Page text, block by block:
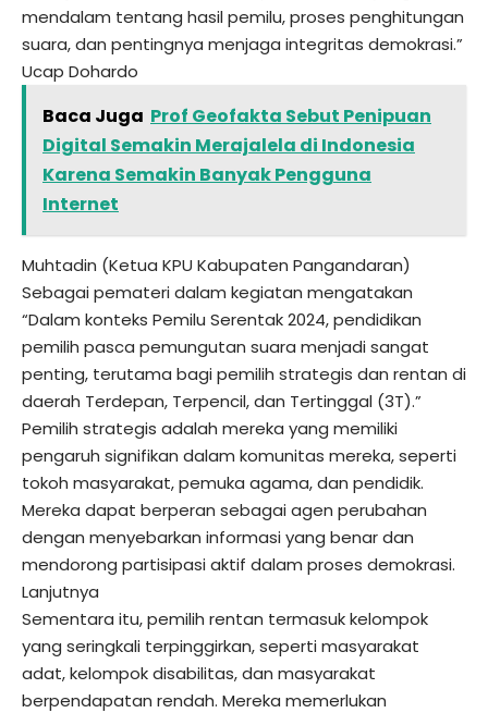
mendalam tentang hasil pemilu, proses penghitungan
suara, dan pentingnya menjaga integritas demokrasi.”
Ucap Dohardo
Baca Juga Prof Geofakta Sebut Penipuan
Digital Semakin Merajalela di Indonesia
Karena Semakin Banyak Pengguna
Internet
Muhtadin (Ketua KPU Kabupaten Pangandaran)
Sebagai pemateri dalam kegiatan mengatakan
“Dalam konteks Pemilu Serentak 2024, pendidikan
pemilih pasca pemungutan suara menjadi sangat
penting, terutama bagi pemilih strategis dan rentan di
daerah Terdepan, Terpencil, dan Tertinggal (3T).”
Pemilih strategis adalah mereka yang memiliki
pengaruh signifikan dalam komunitas mereka, seperti
tokoh masyarakat, pemuka agama, dan pendidik.
Mereka dapat berperan sebagai agen perubahan
dengan menyebarkan informasi yang benar dan
mendorong partisipasi aktif dalam proses demokrasi.
Lanjutnya
Sementara itu, pemilih rentan termasuk kelompok
yang seringkali terpinggirkan, seperti masyarakat
adat, kelompok disabilitas, dan masyarakat
berpendapatan rendah. Mereka memerlukan